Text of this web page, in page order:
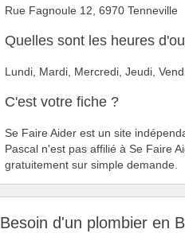
Rue Fagnoule 12, 6970 Tenneville
Quelles sont les heures
Lundi, Mardi, Mercredi, Jeudi,
C'est votre fiche ?
Se Faire Aider est un site
Pascal n'est pas affilié à Se Faire
gratuitement sur simple demande.
Besoin d'un plombier en